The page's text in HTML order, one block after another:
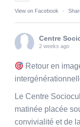
View on Facebook ·
Centre
2 weeks ago
Retour en
Le Centre
matinée placée
convivialité et de